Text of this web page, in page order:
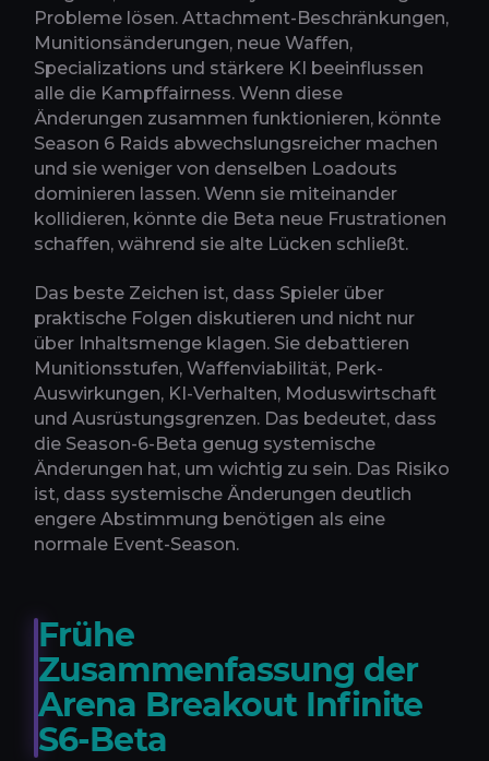
Probleme lösen. Attachment-Beschränkungen,
Munitionsänderungen, neue Waffen,
Specializations und stärkere KI beeinflussen
alle die Kampffairness. Wenn diese
Änderungen zusammen funktionieren, könnte
Season 6 Raids abwechslungsreicher machen
und sie weniger von denselben Loadouts
dominieren lassen. Wenn sie miteinander
kollidieren, könnte die Beta neue Frustrationen
schaffen, während sie alte Lücken schließt.
Das beste Zeichen ist, dass Spieler über
praktische Folgen diskutieren und nicht nur
über Inhaltsmenge klagen. Sie debattieren
Munitionsstufen, Waffenviabilität, Perk-
Auswirkungen, KI-Verhalten, Moduswirtschaft
und Ausrüstungsgrenzen. Das bedeutet, dass
die Season-6-Beta genug systemische
Änderungen hat, um wichtig zu sein. Das Risiko
ist, dass systemische Änderungen deutlich
engere Abstimmung benötigen als eine
normale Event-Season.
Frühe
Zusammenfassung der
Arena Breakout Infinite
S6-Beta